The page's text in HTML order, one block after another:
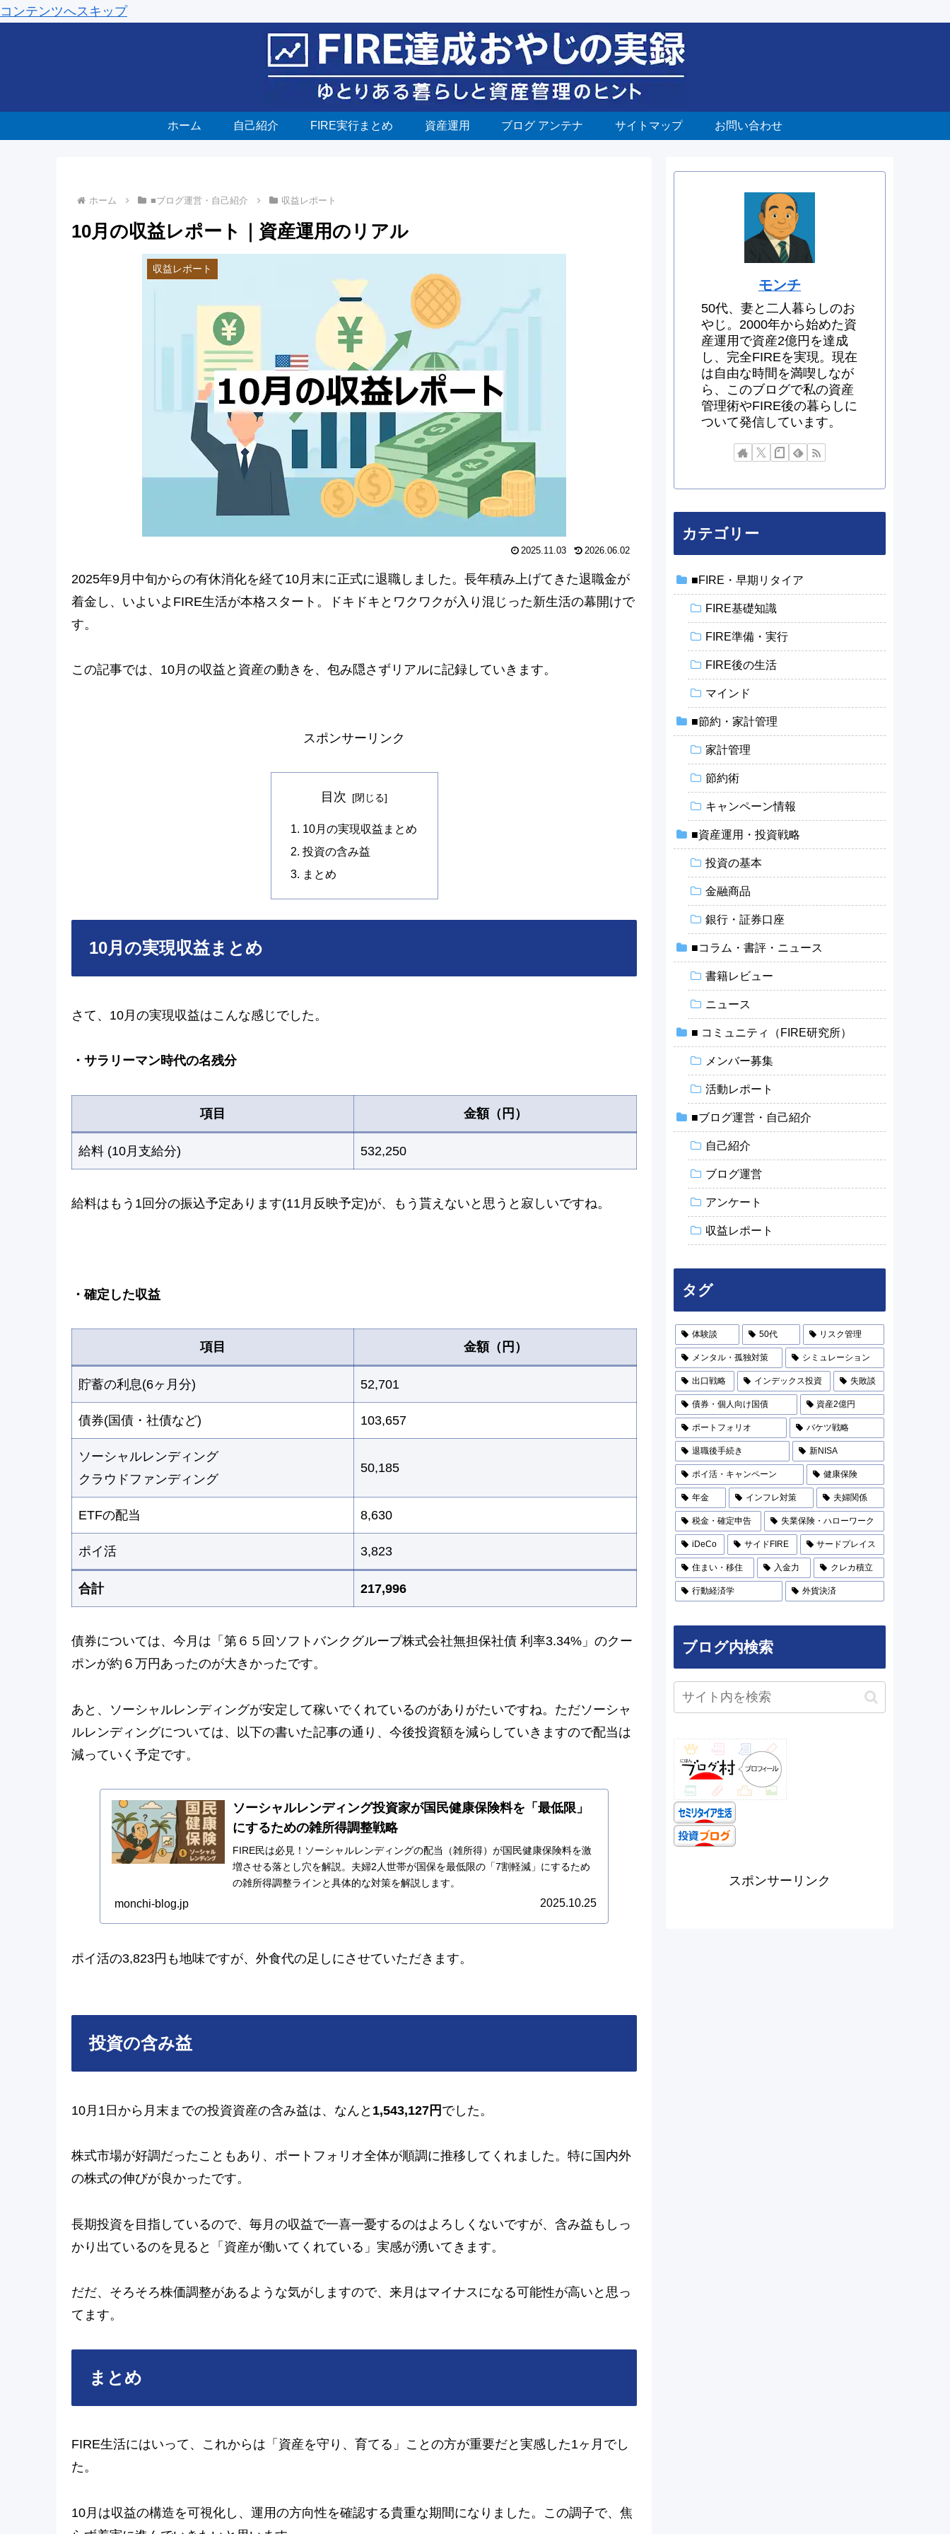
コンテンツへスキップ
ホーム 自己紹介 FIRE実行まとめ 資産運用 ブログ アンテナ サイトマップ お問い合わせ
ホーム ■ブログ運営・自己紹介 収益レポート
10月の収益レポート｜資産運用のリアル
収益レポート
2025.11.03 2026.06.02
2025年9月中旬からの有休消化を経て10月末に正式に退職しました。長年積み上げてきた退職金が
着金し、いよいよFIRE生活が本格スタート。ドキドキとワクワクが入り混じった新生活の幕開けで
す。
この記事では、10月の収益と資産の動きを、包み隠さずリアルに記録していきます。
スポンサーリンク
目次
10月の実現収益まとめ
投資の含み益
まとめ
10月の実現収益まとめ
さて、10月の実現収益はこんな感じでした。
・サラリーマン時代の名残分
項目 金額（円）
給料 (10月支給分) 532,250
給料はもう1回分の振込予定あります(11月反映予定)が、もう貰えないと思うと寂しいですね。
・確定した収益
項目 金額（円）
貯蓄の利息(6ヶ月分) 52,701
債券(国債・社債など) 103,657
ソーシャルレンディング
クラウドファンディング
50,185
ETFの配当 8,630
ポイ活 3,823
合計 217,996
債券については、今月は「第６５回ソフトバンクグループ株式会社無担保社債 利率3.34%」のクー
ポンが約６万円あったのが大きかったです。
あと、ソーシャルレンディングが安定して稼いでくれているのがありがたいですね。ただソーシャ
ルレンディングについては、以下の書いた記事の通り、今後投資額を減らしていきますので配当は
減っていく予定です。
ソーシャルレンディング投資家が国民健康保険料を「最低限」
にするための雑所得調整戦略
FIRE民は必見！ソーシャルレンディングの配当（雑所得）が国民健康保険料を激
増させる落とし穴を解説。夫婦2人世帯が国保を最低限の「7割軽減」にするため
の雑所得調整ラインと具体的な対策を解説します。
monchi-blog.jp 2025.10.25
ポイ活の3,823円も地味ですが、外食代の足しにさせていただきます。
投資の含み益
10月1日から月末までの投資資産の含み益は、なんと 1,543,127円 でした。
株式市場が好調だったこともあり、ポートフォリオ全体が順調に推移してくれました。特に国内外
の株式の伸びが良かったです。
長期投資を目指しているので、毎月の収益で一喜一憂するのはよろしくないですが、含み益もしっ
かり出ているのを見ると「資産が働いてくれている」実感が湧いてきます。
だだ、そろそろ株価調整があるような気がしますので、来月はマイナスになる可能性が高いと思っ
てます。
まとめ
FIRE生活にはいって、これからは「資産を守り、育てる」ことの方が重要だと実感した1ヶ月でし
た。
10月は収益の構造を可視化し、運用の方向性を確認する貴重な期間になりました。この調子で、焦
モンチ
50代、妻と二人暮らしのお
やじ。2000年から始めた資
産運用で資産2億円を達成
し、完全FIREを実現。現在
は自由な時間を満喫しなが
ら、このブログで私の資産
管理術やFIRE後の暮らしに
ついて発信しています。
カテゴリー
■FIRE・早期リタイア
FIRE基礎知識
FIRE準備・実行
FIRE後の生活
マインド
■節約・家計管理
家計管理
節約術
キャンペーン情報
■資産運用・投資戦略
投資の基本
金融商品
銀行・証券口座
■コラム・書評・ニュース
書籍レビュー
ニュース
■ コミュニティ（FIRE研究所）
メンバー募集
活動レポート
■ブログ運営・自己紹介
自己紹介
ブログ運営
アンケート
収益レポート
タグ
体験談 50代 リスク管理
メンタル・孤独対策 シミュレーション
出口戦略 インデックス投資 失敗談
債券・個人向け国債 資産2億円
ポートフォリオ バケツ戦略
退職後手続き 新NISA
ポイ活・キャンペーン 健康保険
年金 インフレ対策 夫婦関係
税金・確定申告 失業保険・ハローワーク
iDeCo サイドFIRE サードプレイス
住まい・移住 入金力 クレカ積立
行動経済学 外貨決済
ブログ内検索
スポンサーリンク